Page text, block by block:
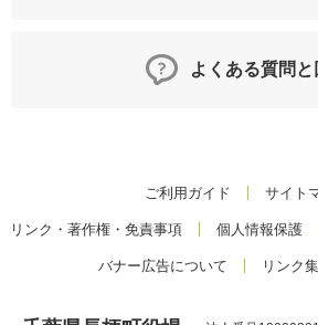
よくある質問と
ご利用ガイド サイト
リンク・著作権・免責事項 個人情報保護
バナー広告について リンク集